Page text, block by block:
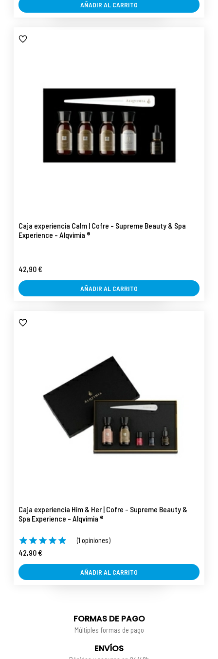
AÑADIR AL CARRITO
Caja experiencia Calm | Cofre - Supreme Beauty & Spa
Experience - Alqvimia ®
42,90 €
AÑADIR AL CARRITO
Caja experiencia Him & Her | Cofre - Supreme Beauty &
Spa Experience - Alqvimia ®
(1 opiniones)
42,90 €
AÑADIR AL CARRITO
FORMAS DE PAGO
Múltiples formas de pago
ENVÍOS